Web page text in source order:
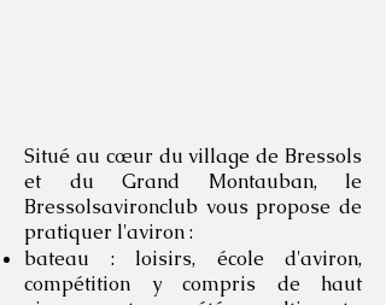
Situé au cœur du village de Bressols
et du Grand Montauban, le
Bressolsavironclub vous propose de
pratiquer l'aviron :
bateau : loisirs, école d'aviron,
compétition y compris de haut